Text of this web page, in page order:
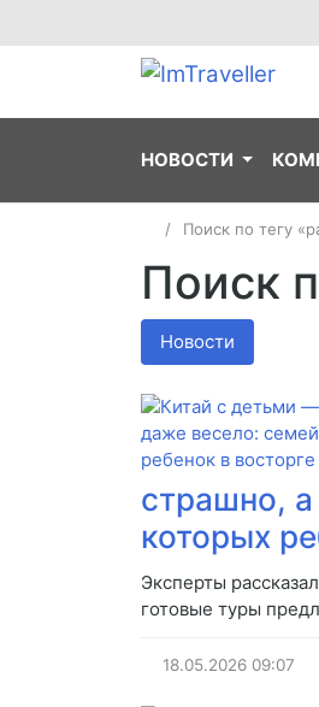
НОВОСТИ
Поиск по тегу
Поиск
Новости
страшно,
которых
Эксперты
готовые туры
18.05.2026 09:07